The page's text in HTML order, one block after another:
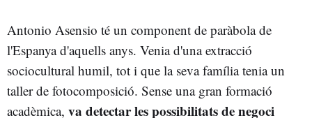
Antonio Asensio té un component de paràbola de
l'Espanya d'aquells anys. Venia d'una extracció
sociocultural humil, tot i que la seva família tenia un
taller de fotocomposició. Sense una gran formació
acadèmica, va detectar les possibilitats de negoci